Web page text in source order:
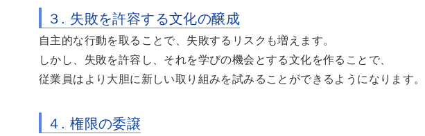
３. 失敗を許容する文化の醸成
自主的な行動を取ることで、失敗するリスクも増えます。
しかし、失敗を許容し、それを学びの機会とする文化を作ることで、
従業員はより大胆に新しい取り組みを試みることができるようになります。
４. 権限の委譲